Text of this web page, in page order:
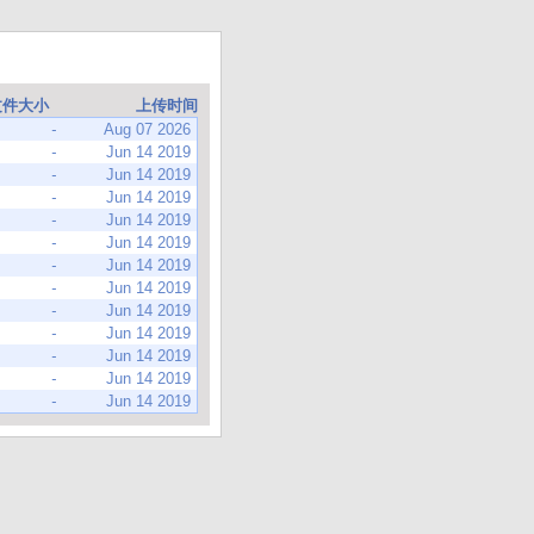
大小
上传时间
-
Aug 07 2026
-
Jun 14 2019
-
Jun 14 2019
-
Jun 14 2019
-
Jun 14 2019
-
Jun 14 2019
-
Jun 14 2019
-
Jun 14 2019
-
Jun 14 2019
-
Jun 14 2019
-
Jun 14 2019
-
Jun 14 2019
-
Jun 14 2019